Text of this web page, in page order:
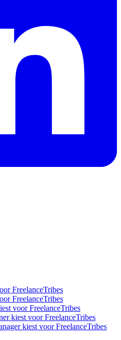
FreelanceTribes
FreelanceTribes
voor FreelanceTribes
kiest voor FreelanceTribes
kiest voor FreelanceTribes